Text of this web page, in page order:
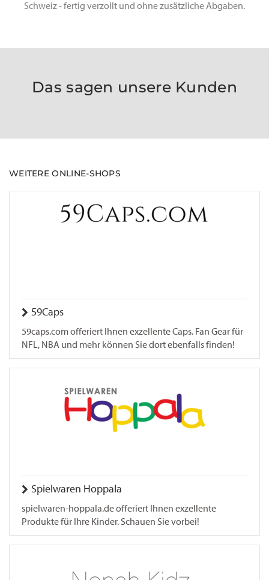
Schweiz - fertig verzollt und ohne zusätzliche Abgaben.
Das sagen unsere Kunden
WEITERE ONLINE-SHOPS
59Caps
59caps.com offeriert Ihnen exzellente Caps. Fan Gear für
NFL, NBA und mehr können Sie dort ebenfalls finden!
Spielwaren Hoppala
spielwaren-hoppala.de offeriert Ihnen exzellente
Produkte für Ihre Kinder. Schauen Sie vorbei!